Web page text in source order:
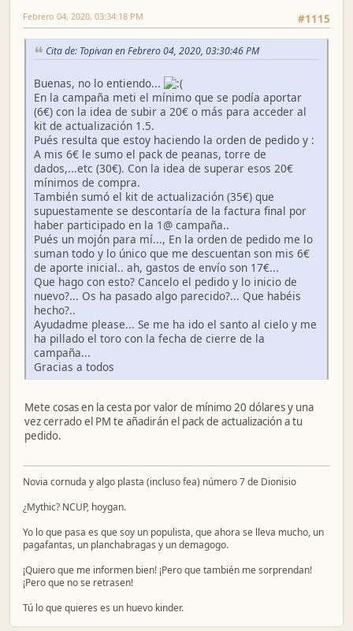
#1115
Febrero 04, 2020, 03:34:18 PM
Cita de: Topivan en Febrero 04, 2020, 03:30:46 PM
Buenas, no lo entiendo...
En la campaña meti el mínimo que se podía aportar
(6€) con la idea de subir a 20€ o más para acceder al
kit de actualización 1.5.
Pués resulta que estoy haciendo la orden de pedido y :
A mis 6€ le sumo el pack de peanas, torre de
dados,...etc (30€). Con la idea de superar esos 20€
mínimos de compra.
También sumó el kit de actualización (35€) que
supuestamente se descontaría de la factura final por
haber participado en la 1@ campaña..
Pués un mojón para mí..., En la orden de pedido me lo
suman todo y lo único que me descuentan son mis 6€
de aporte inicial.. ah, gastos de envío son 17€...
Que hago con esto? Cancelo el pedido y lo inicio de
nuevo?... Os ha pasado algo parecido?... Que habéis
hecho?..
Ayudadme please... Se me ha ido el santo al cielo y me
ha pillado el toro con la fecha de cierre de la
campaña...
Gracias a todos
Mete cosas en la cesta por valor de mínimo 20 dólares y una
vez cerrado el PM te añadirán el pack de actualización a tu
pedido.
Novia cornuda y algo plasta (incluso fea) número 7 de Dionisio
¿Mythic? NCUP, hoygan.
Yo lo que pasa es que soy un populista, que ahora se lleva mucho, un
pagafantas, un planchabragas y un demagogo.
¡Quiero que me informen bien! ¡Pero que también me sorprendan!
¡Pero que no se retrasen!
Tú lo que quieres es un huevo kinder.